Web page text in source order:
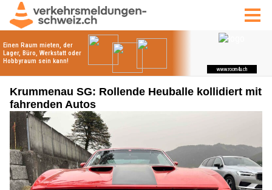
Krummenau SG: Rollende Heuballe kollidiert mit
fahrenden Autos